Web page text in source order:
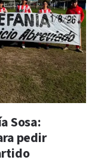
Sosa:
pedir